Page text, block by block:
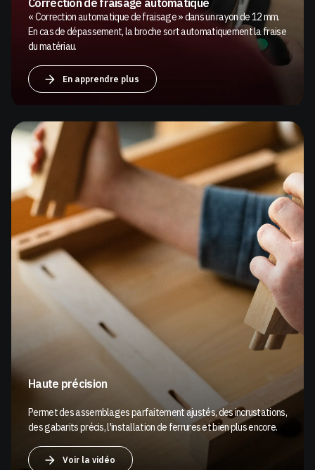
Correction de fraisage automatique
« Correction automatique de fraisage » dans un rayon de 12 mm.
En cas de dépassement, la broche sort automatiquement la fraise
du matériau.
En apprendre plus
Haute précision
Permet des assemblages parfaitement ajustés, des incrustations,
des gabarits précis, l'installation de ferrures et bien plus encore.
Voir la vidéo